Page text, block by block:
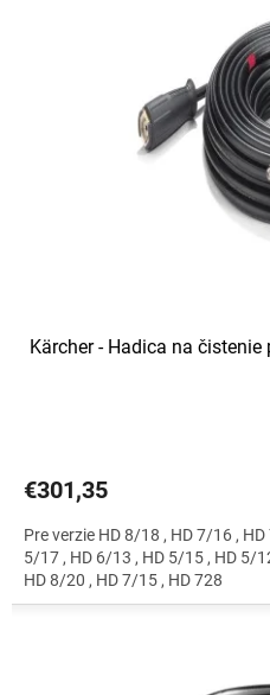
Kärcher - Hadica na
€301,35
Pre verzie HD 8/18 , HD 7/16 ,
5/17 , HD 6/13 , HD 5/15 , HD 5/
HD 8/20 , HD 7/15 , HD 728